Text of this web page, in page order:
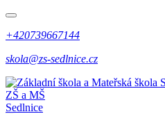
+420739667144
skola@zs-sedlnice.cz
ZŠ a MŠ
Sedlnice